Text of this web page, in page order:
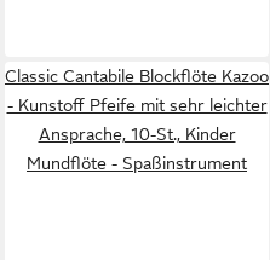
Classic Cantabile Blockflöte Kazoo
- Kunstoff Pfeife mit sehr leichter
Ansprache, 10-St., Kinder
Mundflöte - Spaßinstrument